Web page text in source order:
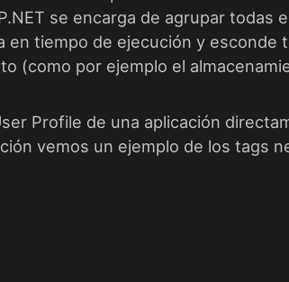
se encarga de agrupar todas
en tiempo de ejecución y esconde
(como por ejemplo el
Profile de una aplicación
vemos un ejemplo de los tags